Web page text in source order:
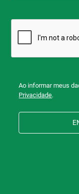
Ao informar meus
Privacidade.